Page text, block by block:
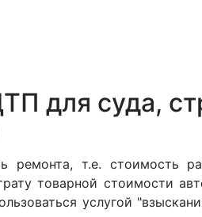
для суда,
ремонта, т.е. стоимость
товарной стоимости
услугой